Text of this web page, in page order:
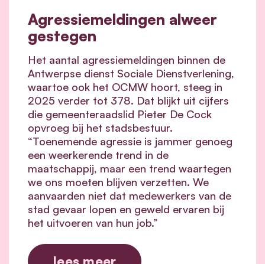
Agressiemeldingen alweer
gestegen
Het aantal agressiemeldingen binnen de
Antwerpse dienst Sociale Dienstverlening,
waartoe ook het OCMW hoort, steeg in
2025 verder tot 378. Dat blijkt uit cijfers
die gemeenteraadslid Pieter De Cock
opvroeg bij het stadsbestuur.
“Toenemende agressie is jammer genoeg
een weerkerende trend in de
maatschappij, maar een trend waartegen
we ons moeten blijven verzetten. We
aanvaarden niet dat medewerkers van de
stad gevaar lopen en geweld ervaren bij
het uitvoeren van hun job.”
lees meer